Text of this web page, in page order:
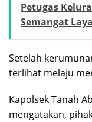
Petugas
Semangat
Setelah
terlihat melaju
Kapolsek Tanah
mengatakan,